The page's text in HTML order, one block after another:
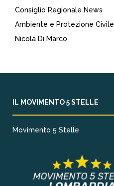
Consiglio Regionale News
Ambiente e Protezione Civile
Nicola Di Marco
IL MOVIMENTO 5 STELLE
Movimento 5 Stelle